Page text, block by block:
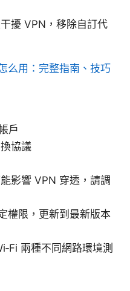
擾 VPN，移除自訂代
么用：完整指南、技巧
戶
協議
影響 VPN 穿透，請調
權限，更新到最新版本
兩種不同網路環境測